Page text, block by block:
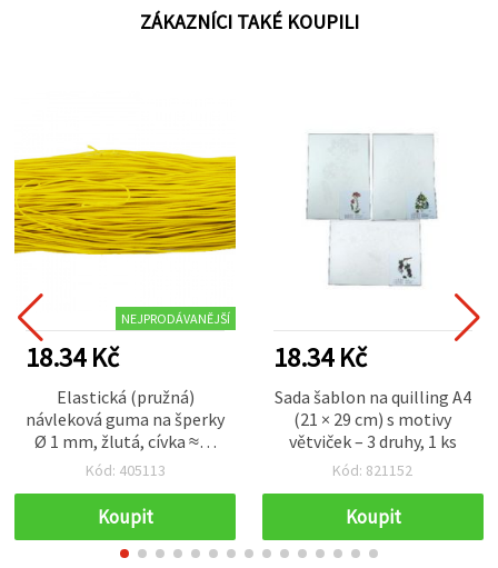
ZÁKAZNÍCI TAKÉ KOUPILI
NEJPRODÁVANĚJŠÍ
18.34 Kč
Elastická (pružná)
návleková guma na šperky
Ø 1 mm, žlutá, cívka ≈22
m – pro náramky,
korálků a ruční tvoření
Kód: 405113
Koupit
18.34 Kč
Sada šablon na quilling A4
(21 × 29 cm) s motivy
větviček – 3 druhy, 1 ks
Kód: 821152
Koupit